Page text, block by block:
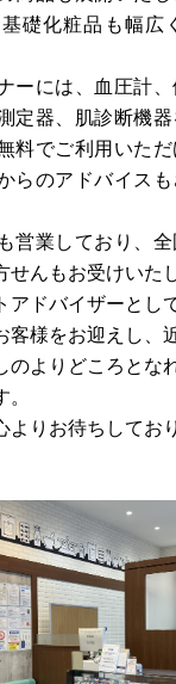
礎化粧品も幅広
ーには、血圧計
定器、肌診断機
料でご利用いた
らのアドバイス
営業しており、
せんもお受けいた
アドバイザーとし
客様をお迎えし、
のよりどころとな
よりお待ちしてお